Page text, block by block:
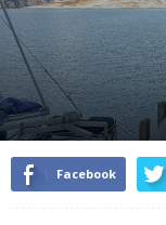
PORTFOLIOS RELIRE
By Molly Benn Mai 22,
Facebook